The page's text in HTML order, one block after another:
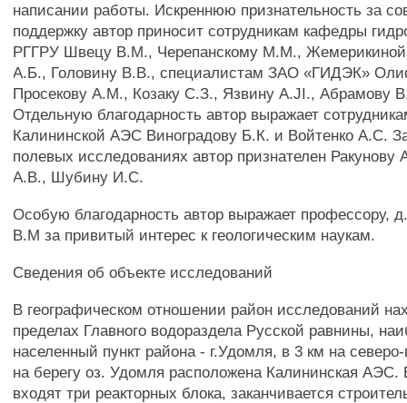
написании работы. Искреннюю признательность за
поддержку автор приносит сотрудникам кафедры
РГГРУ Швецу В.М., Черепанскому М.М., Жемерикиной
А.Б., Головину В.В., специалистам ЗАО «ГИДЭК»
Просекову A.M., Козаку С.З., Язвину A.JI., Абрамову
Отдельную благодарность автор выражает
Калининской АЭС Виноградову Б.К. и Войтенко A.C.
полевых исследованиях автор признателен
A.B., Шубину И.С.
Особую благодарность автор выражает профессору,
В.М за привитый интерес к геологическим наукам.
Сведения об объекте исследований
В географическом отношении район исследований
пределах Главного водораздела Русской равнины,
населенный пункт района - г.Удомля, в 3 км на северо-
на берегу оз. Удомля расположена Калининская
входят три реакторных блока, заканчивается